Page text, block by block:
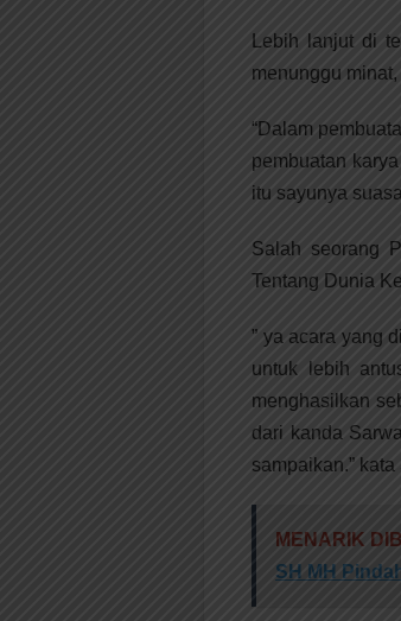
Lebih lanjut di
menunggu
“Dalam
pembuatan
itu sayunya
Salah seorang
Tentang Dunia
” ya acara yang
untuk lebih
menghasilkan
dari kanda
sampaikan.” kata
MENARIK
SH MH